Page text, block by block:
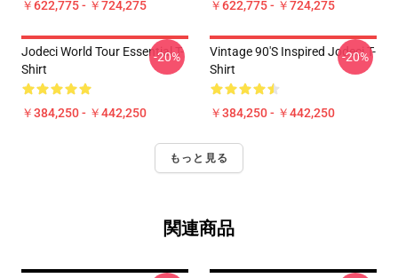
￥622,775 - ￥724,275 ￥622,775 - ￥724,275
Jodeci World Tour Essential T-
Shirt
￥384,250 - ￥442,250
-20%
Vintage 90's Inspired Jodeci T-
Shirt
￥384,250 - ￥442,250
-20%
もっと見る
関連商品